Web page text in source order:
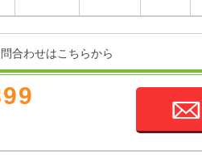
合わせはこちらから